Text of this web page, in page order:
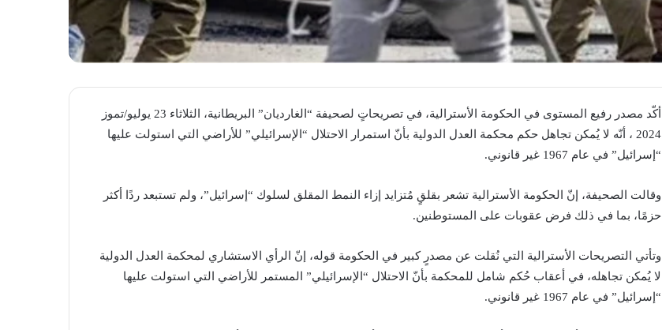
أكّد مصدر رفيع المستوى في الحكومة الأسترالية، في تصريحاتٍ لصحيفة “الغارديان” البريطانية، الثلاثاء 23 يوليو/تموز
2024 ، أنّه لا يُمكن تجاهل حكم محكمة العدل الدولية بأنّ استمرار الاحتلال “الإسرائيلي” للأراضي التي استولت عليها
“إسرائيل” في عام 1967 غير قانوني.
وقالت الصحيفة، إنّ الحكومة الأسترالية تشعر بقلقٍ مُتزايد إزاء النمط المقلق لسلوك “إسرائيل”، ولم تستبعد ردًا أكثر
حزمًا، بما في ذلك فرض عقوبات على المستوطنين.
وتأتي التصريحات الأسترالية التي نُقلت عن مصدرٍ كبير في الحكومة قوله، إنّ الرأي الاستشاري لمحكمة العدل الدولية
لا يُمكن تجاهله، في أعقاب حُكم شامل للمحكمة بأنّ الاحتلال “الإسرائيلي” المستمر للأراضي التي استولت عليها
“إسرائيل” في عام 1967 غير قانوني.